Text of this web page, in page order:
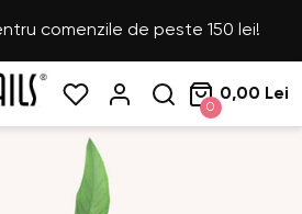
comenzile de peste 150 lei!
0
0,00 Lei